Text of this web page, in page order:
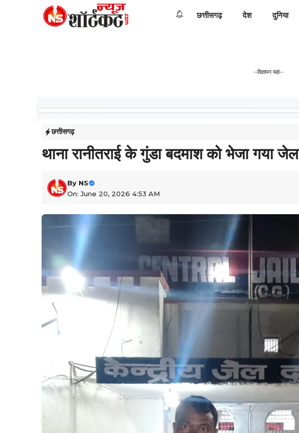
छत्तीसगढ़ देश दुनिया
--विज्ञापन यहां--
छत्तीसगढ़
थाना रानीतराई के गुंडा बदमाश को भेजा गया जेल
By NS
On: June 20, 2026 4:53 AM